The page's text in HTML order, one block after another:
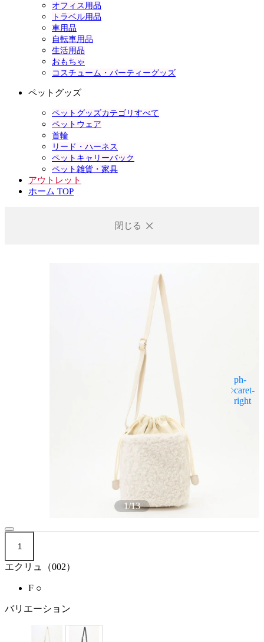
オフィス用品
トラベル用品
車用品
自転車用品
生活用品
おもちゃ
コスチューム・パーティーグッズ
ペットグッズ
ペットグッズカテゴリすべて
ペットウェア
首輪
リード・ハーネス
ペットキャリーバック
ペット雑貨・家具
アウトレット
ホーム TOP
閉じる
1/13
1
エクリュ（002）
F ○
バリエーション